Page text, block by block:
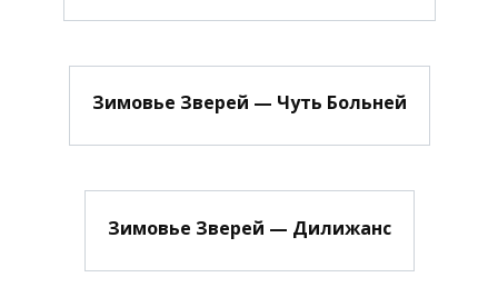
Зимовье Зверей — Чуть Больней
Зимовье Зверей — Дилижанс